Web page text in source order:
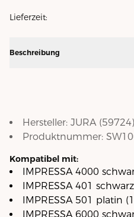
Lieferzeit:
Beschreibung
Hersteller: JURA (59724)
Produktnummer:
Kompatibel mit:
IMPRESSA 4000
IMPRESSA 401
IMPRESSA 501 platin
IMPRESSA 6000